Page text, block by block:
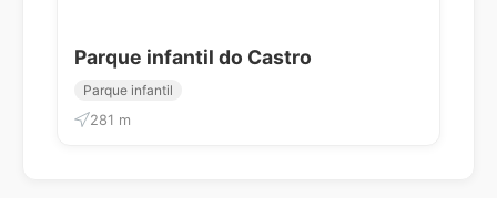
Parque infantil do Castro
Parque infantil
281 m